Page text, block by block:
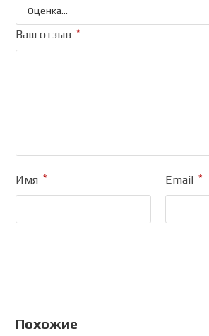
Ваш отзыв *
Имя * Email *
Похожие